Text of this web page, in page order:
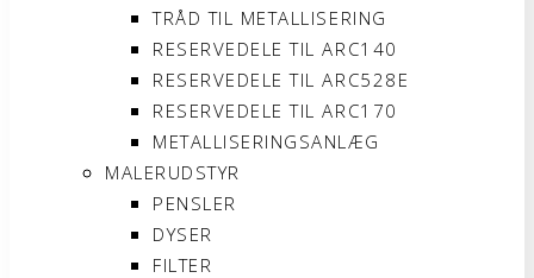
TRÅD TIL METALLISERING
RESERVEDELE TIL ARC140
RESERVEDELE TIL ARC528E
RESERVEDELE TIL ARC170
METALLISERINGSANLÆG
MALERUDSTYR
PENSLER
DYSER
FILTER